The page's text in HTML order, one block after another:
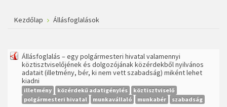
Kezdőlap Állásfoglalások
Állásfoglalás – egy polgármesteri hivatal valamennyi
köztisztviselőjének és dolgozójának közérdekből nyilvános
adatait (illetmény, bér, ki nem vett szabadság) miként lehet
kiadni
illetmény közérdekű adatigénylés
köztisztviselő
polgármesteri hivatal
munkavállaló munkabér szabadság